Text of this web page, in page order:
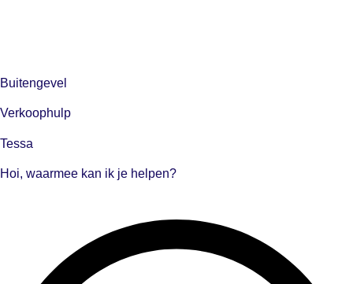
Buitengevel
Verkoophulp
Tessa
Hoi, waarmee kan ik je helpen?